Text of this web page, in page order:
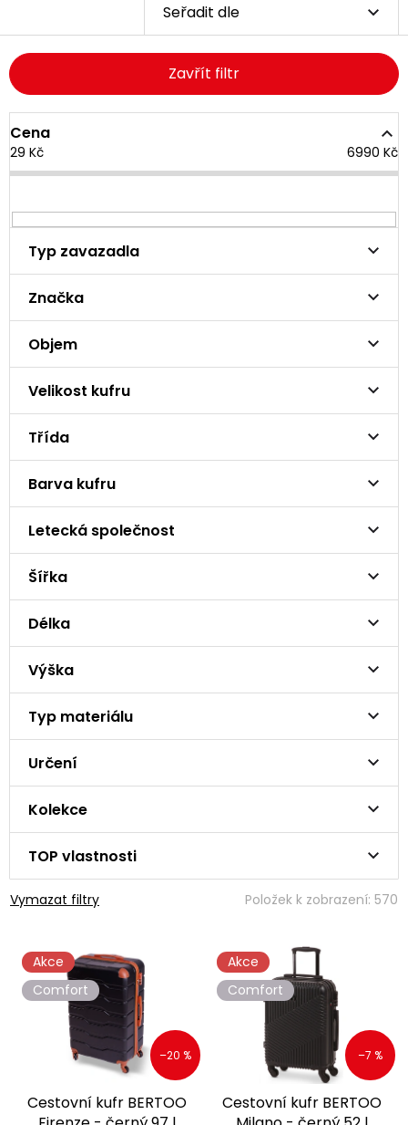
Seřadit dle
Zavřít filtr
Cena
29 Kč 6990 Kč
Typ zavazadla
Značka
Objem
Velikost kufru
Třída
Barva kufru
Letecká společnost
Šířka
Délka
Výška
Typ materiálu
Určení
Kolekce
TOP vlastnosti
Vymazat filtry Položek k zobrazení: 570
Akce
Comfort
–20 %
Cestovní kufr BERTOO
Akce
Comfort
–7 %
Cestovní kufr BERTOO